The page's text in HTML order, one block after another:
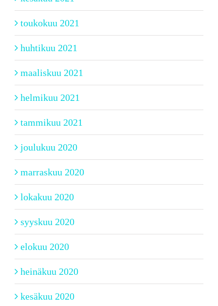
toukokuu 2021
huhtikuu 2021
maaliskuu 2021
helmikuu 2021
tammikuu 2021
joulukuu 2020
marraskuu 2020
lokakuu 2020
syyskuu 2020
elokuu 2020
heinäkuu 2020
kesäkuu 2020